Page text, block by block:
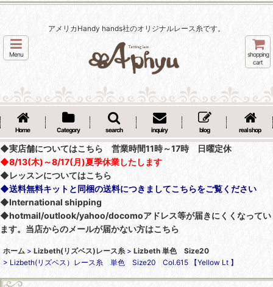
アメリカHandy hands社のオリジナルレース糸です。
Menu
shopping
cart
Home Category search inquiry blog real shop
◆実店舗についてはこちら 営業時間11時～17時 日曜定休
◆8/13(木)～8/17(月)夏季休業したします
◆レッスンについてはこちら
◆送料無料キットと同梱の送料につきましてこちらをご覧ください
◆International shipping
◆hotmail/outlook/yahoo/docomoアドレス等が届きにくくなってい
ます。当店からのメールが届かない方はこちら
ホーム > Lizbeth(リズベス)レース糸 > Lizbeth 単色 Size20
> Lizbeth(リズベス）レース糸 単色 Size20 Col.615 【Yellow Lt 】